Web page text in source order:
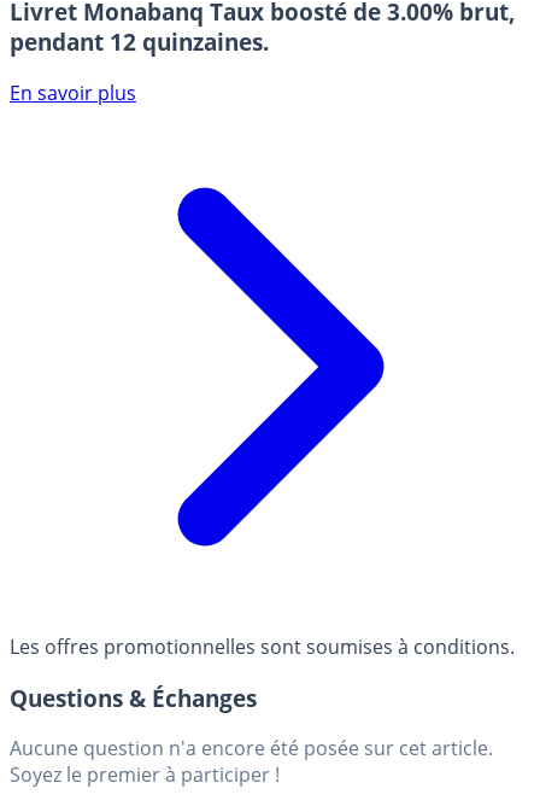
Livret Monabanq Taux boosté de 3.00% brut,
pendant 12 quinzaines.
En savoir plus
Les offres promotionnelles sont soumises à conditions.
Questions & Échanges
Aucune question n'a encore été posée sur cet article.
Soyez le premier à participer !